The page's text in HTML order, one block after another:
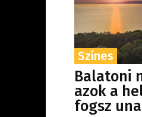
Színes
Balatoni
azok a
fogsz